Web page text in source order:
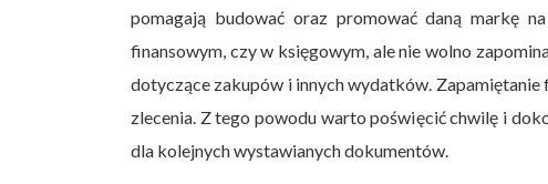
pomagają budować oraz promować daną markę
finansowym, czy w księgowym, ale nie wolno
dotyczące zakupów i innych wydatków. Zapamiętanie
zlecenia. Z tego powodu warto poświęcić chwilę i
dla kolejnych wystawianych dokumentów.